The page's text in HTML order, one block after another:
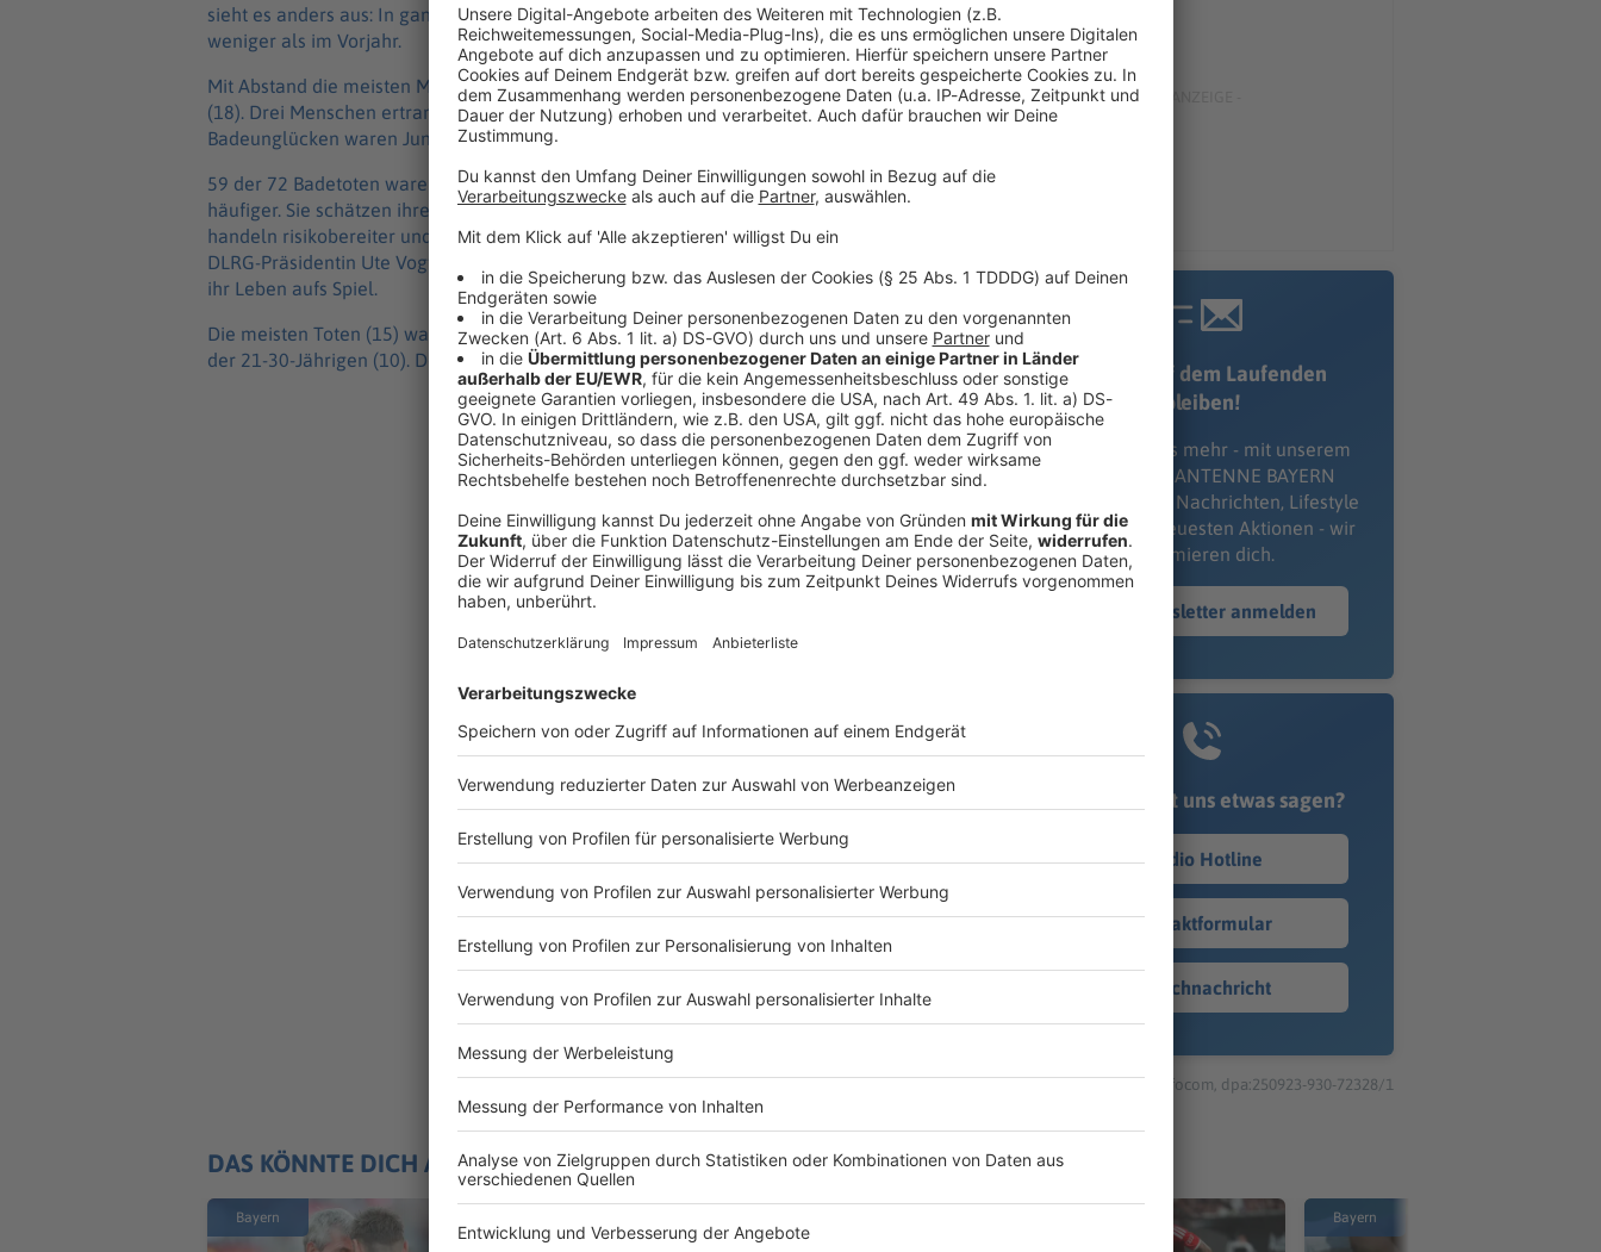
sieht es anders aus: In ganz Deutschland ertranken dieses Jahr 321 Menschen und damit 33
weniger als im Vorjahr.
Mit Abstand die meisten Menschen verunglückten im Freistaat in Seen (44) und in Flüssen
(18). Drei Menschen ertranken im Schwimmbad. Die Monate mit den meisten tödlichen
Badeunglücken waren Juni und August.
59 der 72 Badetoten waren männlich. «Männer jeden Alters verunfallen weiterhin deutlich
häufiger. Sie schätzen ihre körperliche Verfassung falsch ein, verkennen Gefahren öfter,
handeln risikobereiter und gehen auch häufiger unter Alkoholeinfluss ins Wasser», sagte
DLRG-Präsidentin Ute Vogt. Insbesondere junge Männer setzten immer wieder leichtfertig
ihr Leben aufs Spiel.
Die meisten Toten (15) waren zwischen 71 und 80 Jahren alt, danach folgt die Altersgruppe
der 21-30-Jährigen (10). Doch auch sechs Kinder unter 11 Jahren ertranken in diesem Jahr.
Immer auf dem Laufenden
bleiben!
Verpass' nichts mehr - mit unserem
kostenlosen ANTENNE BAYERN
Newsletter. Ob Nachrichten, Lifestyle
oder unsere neuesten Aktionen - wir
informieren dich.
Zum Newsletter anmelden
Du möchtest uns etwas sagen?
Studio Hotline
Kontaktformular
Sprachnachricht
© dpa-infocom, dpa:250923-930-72328/1
DAS KÖNNTE DICH AUCH INTERESSIEREN
Bayern Bayern